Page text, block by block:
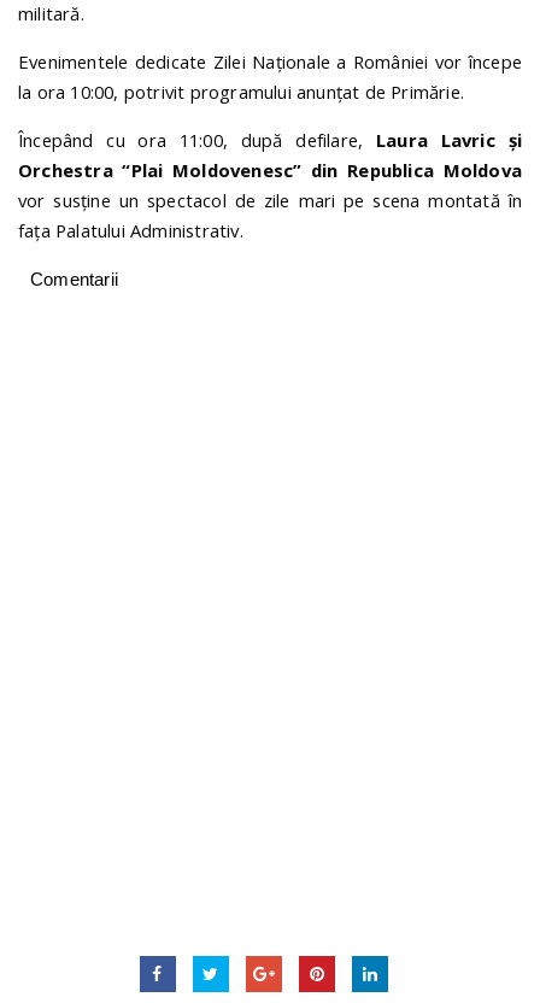
militară.
Evenimentele dedicate Zilei Naționale a României vor începe
la ora 10:00, potrivit programului anunțat de Primărie.
Începând cu ora 11:00, după defilare, Laura Lavric și
Orchestra “Plai Moldovenesc” din Republica Moldova
vor susține un spectacol de zile mari pe scena montată în
fața Palatului Administrativ.
Comentarii